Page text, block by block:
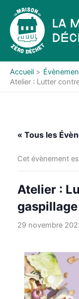
contenu
La
Accueil
Atelier : Lutter
« Tous les
Cet évènement
Atelier :
29 novembre